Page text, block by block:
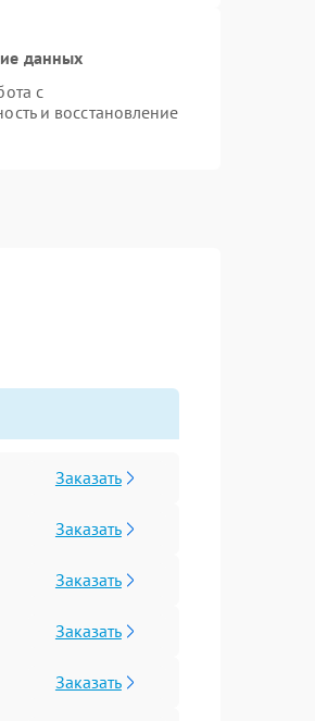
данных
с
и восстановление
Заказать
Заказать
Заказать
Заказать
Заказать